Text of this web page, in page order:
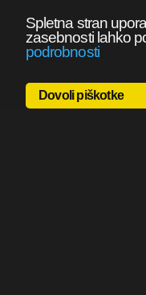
Spletna stran
zasebnosti lahko
podrobnosti
Dovoli piškotke